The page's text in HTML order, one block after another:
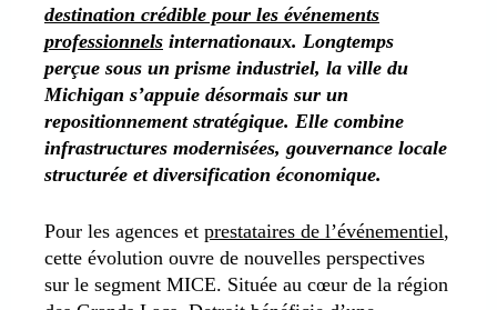
destination crédible pour les événements
professionnels internationaux. Longtemps
perçue sous un prisme industriel, la ville du
Michigan s’appuie désormais sur un
repositionnement stratégique. Elle combine
infrastructures modernisées, gouvernance locale
structurée et diversification économique.
Pour les agences et prestataires de l’événementiel,
cette évolution ouvre de nouvelles perspectives
sur le segment MICE. Située au cœur de la région